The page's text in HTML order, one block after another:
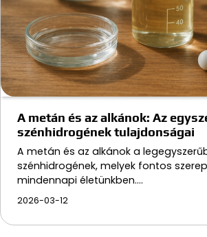
A metán és az alkánok: Az
szénhidrogének tulajdonságai
A metán és az alkánok a
szénhidrogének, melyek fontos
mindennapi életünkben.…
2026-03-12